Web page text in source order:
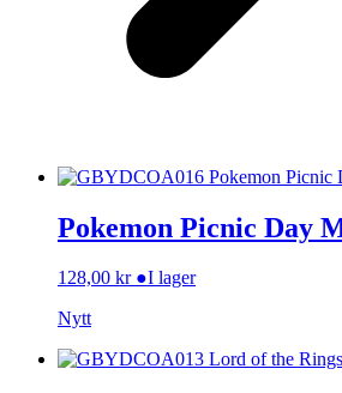
Pokemon Picnic Day
128,00 kr ●I lager
Nytt